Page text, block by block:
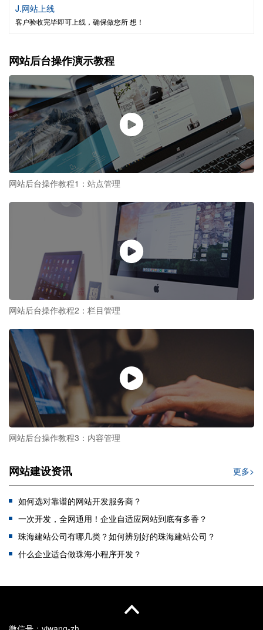
J.网站上线
客户验收完毕即可上线，确保做您所 想！
网站后台操作演示教程
网站后台操作教程1：站点管理
网站后台操作教程2：栏目管理
网站后台操作教程3：内容管理
网站建设资讯 更多>
如何选对靠谱的网站开发服务商？
一次开发，全网通用！企业自适应网站到底有多香？
珠海建站公司有哪几类？如何辨别好的珠海建站公司？
什么企业适合做珠海小程序开发？